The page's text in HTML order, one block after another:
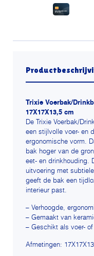
Trixie Voerbak/
17X17X13,5 cm
De Trixie Voerbak/
een stijlvolle voer- en
ergonomische vorm.
bak hoger van de
eet- en drinkhouding.
uitvoering met
geeft de bak een
interieur past.
– Verhoogde,
– Gemaakt van
– Geschikt als voer-
Afmetingen: